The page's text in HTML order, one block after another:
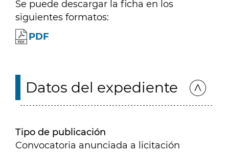
Se puede descargar la ficha en los
siguientes formatos:
PDF
Datos del expediente
Tipo de publicación
Convocatoria anunciada a licitación